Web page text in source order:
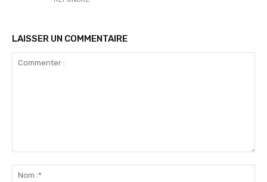
LAISSER UN COMMENTAIRE